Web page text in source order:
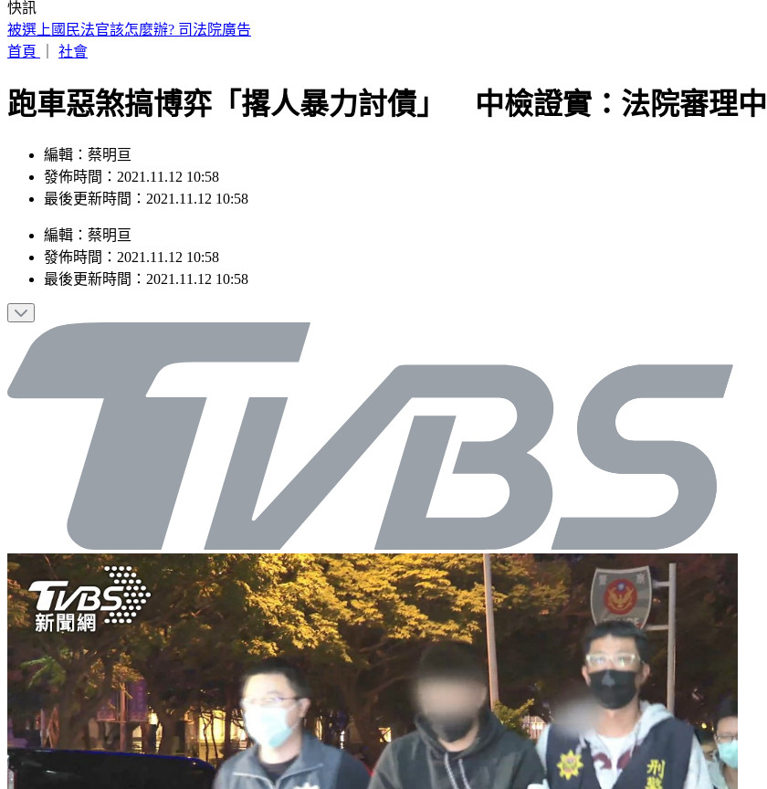
快訊
被選上國民法官該怎麼辦? 司法院廣告
首頁
社會
跑車惡煞搞博弈「撂人暴力討債」 中檢證實：法院審理中
編輯：蔡明亘
發佈時間：2021.11.12 10:58
最後更新時間：2021.11.12 10:58
編輯 ： 蔡明亘
發佈時間： 2021.11.12 10:58
最後更新時間： 2021.11.12 10:58